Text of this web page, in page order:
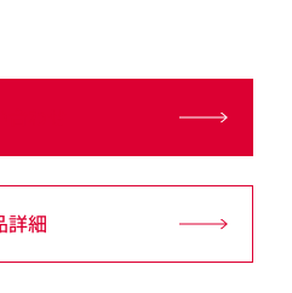
詳細